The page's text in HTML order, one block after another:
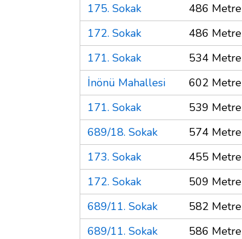
175. Sokak
486 Metre
172. Sokak
486 Metre
171. Sokak
534 Metre
İnönü Mahallesi
602 Metre
171. Sokak
539 Metre
689/18. Sokak
574 Metre
173. Sokak
455 Metre
172. Sokak
509 Metre
689/11. Sokak
582 Metre
689/11. Sokak
586 Metre